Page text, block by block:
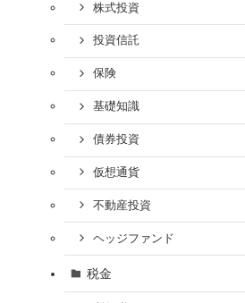
株式投資
投資信託
保険
基礎知識
債券投資
仮想通貨
不動産投資
ヘッジファンド
税金